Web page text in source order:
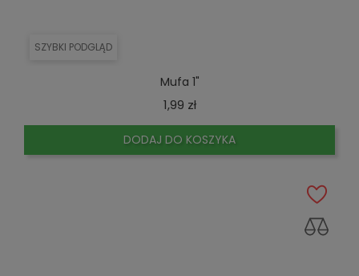
SZYBKI PODGLĄD
Mufa 1"
1,99 złCena
DODAJ DO KOSZYKA